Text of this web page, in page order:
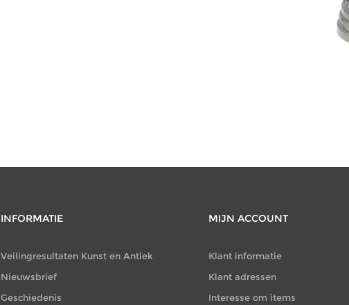
INFORMATIE
Veilingresultaten Kunst en Antiek
Nieuwsbrief
Geschiedenis
MIJN ACCOUNT
Klant informatie
Klant adressen
Interesse om items